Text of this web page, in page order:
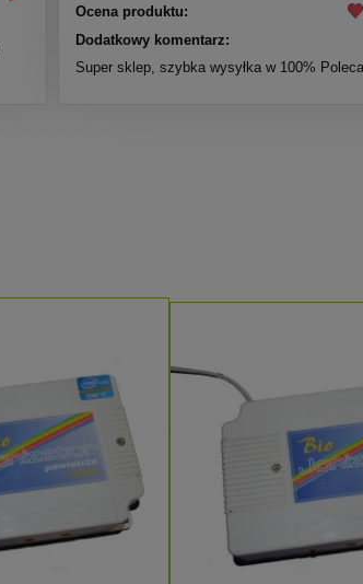
Ocena produktu:
Dodatkowy komentarz:
Super sklep, szybka wysyłka w 100%